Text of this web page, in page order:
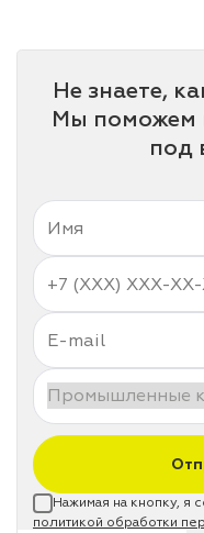
Не знаете,
Мы поможем
под
Нажимая на кнопку, я
политикой обработки